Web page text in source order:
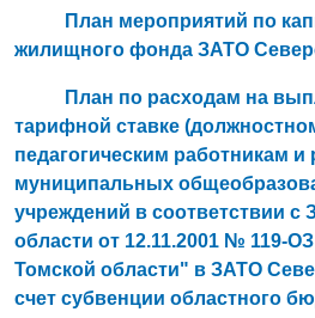
План мероприятий по
жилищного фонда ЗАТО
План по расходам на
тарифной ставке
педагогическим работникам и
муниципальных
учреждений в соответствии с
области от 12.11.2001 № 119-
Томской области" в ЗАТО
счет субвенции областного